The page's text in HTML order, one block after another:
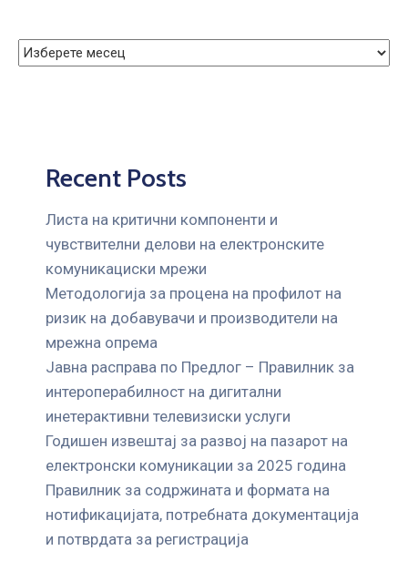
Recent Posts
Листа на критични компоненти и
чувствителни делови на електронските
комуникациски мрежи
Mетодологија за процена на профилот на
ризик на добавувачи и производители на
мрежна опрема
Јавна расправа по Предлог – Правилник за
интероперабилност на дигитални
инетерактивни телевизиски услуги
Годишен извештај за развој на пазарот на
електронски комуникации за 2025 година
Правилник за содржината и формата на
нотификацијата, потребната документација
и потврдата за регистрација